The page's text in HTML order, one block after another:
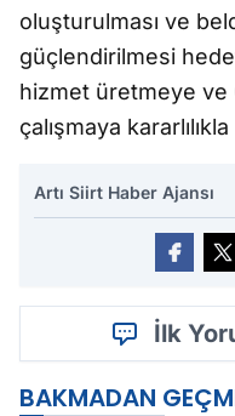
oluşturulması ve
güçlendirilmesi
hizmet üretmeye ve
çalışmaya
Artı Siirt Haber Ajansı
İlk
BAKMADAN